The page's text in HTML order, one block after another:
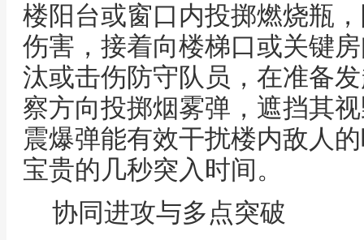
楼阳台或窗口内投掷燃烧瓶
伤害，接着向楼梯口或关键
汰或击伤防守队员，在准备
察方向投掷烟雾弹，遮挡其
震爆弹能有效干扰楼内敌人
宝贵的几秒突入时间。
协同进攻与多点突破